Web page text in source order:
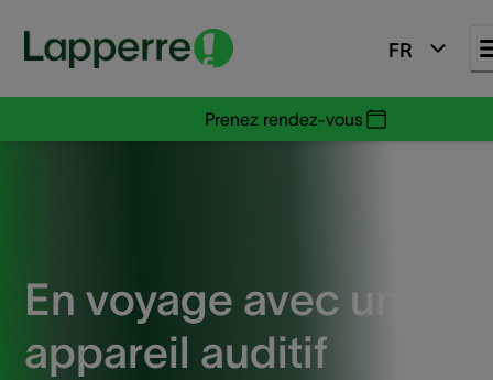
FR
Prenez rendez-vous
En voyage avec un
appareil auditif